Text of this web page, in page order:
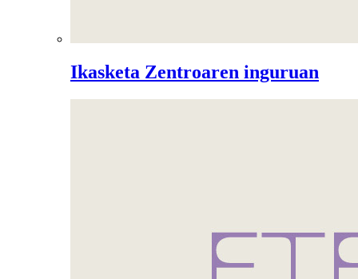
Ikasketa Zentroaren inguruan